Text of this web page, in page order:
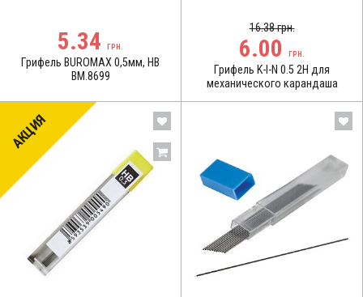
5.34 ГРН.
Грифель BUROMAX 0,5мм, НВ
BM.8699
16.38 грн.
6.00 ГРН.
Грифель K-I-N 0.5 2Н для
механического карандаша
АКЦИЯ